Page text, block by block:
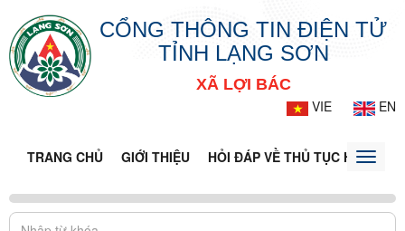
CỔNG THÔNG TIN ĐIỆN TỬ
TỈNH LẠNG SƠN
XÃ LỢI BÁC
VIE
EN
TRANG CHỦ GIỚI THIỆU HỎI ĐÁP VỀ THỦ TỤC HÀNHToggle